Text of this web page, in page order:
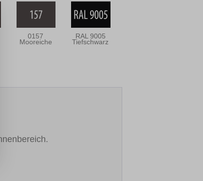
0157
Mooreiche
RAL 9005
Tiefschwarz